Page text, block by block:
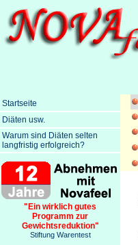
Startseite
Diäten usw.
Warum sind Diäten selten
langfristig erfolgreich?
"Ein wirklich gutes
Programm zur
Gewichtsreduktion"
Stiftung Warentest